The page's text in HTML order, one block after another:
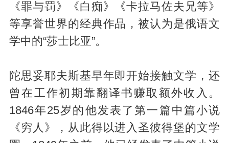
《罪与罚》《白痴》《卡拉马佐夫兄等》
等享誉世界的经典作品，被认为是俄语文
学中的“莎士比亚”。
陀思妥耶夫斯基早年即开始接触文学，还
曾在工作初期靠翻译书赚取额外收入。
1846年25岁的他发表了第一篇中篇小说
《穷人》，从此得以进入圣彼得堡的文学